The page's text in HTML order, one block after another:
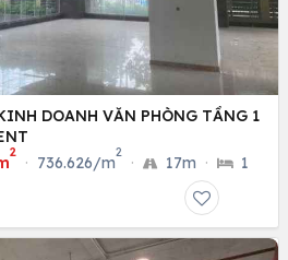
DOANH VĂN PHÒNG TẦNG 1
2
· 736.626/m
2
· 17m · 1